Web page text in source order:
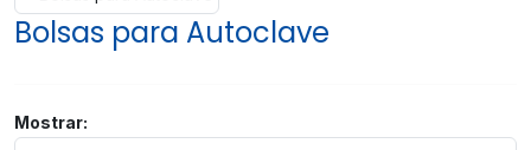
Bolsas para Autoclave
Mostrar: